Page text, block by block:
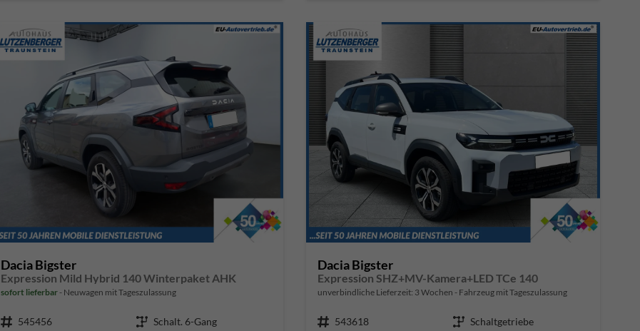
Dacia Bigster
Expression Mild Hybrid 140 Winterpaket AHK
sofort lieferbar Neuwagen mit Tageszulassung
Fahrzeugnr. 545456 Getriebe Schalt. 6-Gang
Dacia Bigster
Expression SHZ+MV-Kamera+LED TCe 140
unverbindliche Lieferzeit: 3 Wochen Fahrzeug mit Tageszulassung
Fahrzeugnr. 543618 Getriebe Schaltgetriebe